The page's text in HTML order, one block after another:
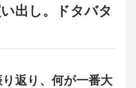
出し。ドタバタ
返り、何が一番大